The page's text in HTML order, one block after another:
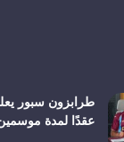
طرابزون سبور
عقدًا لمدة